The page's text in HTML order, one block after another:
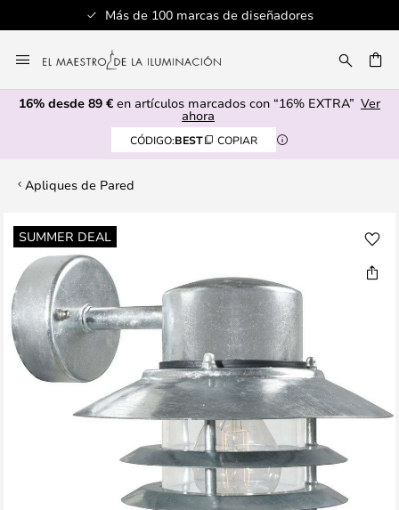
Más de 100 marcas de diseñadores
al
contenido
16% desde 89 € en artículos marcados con “16% EXTRA” Ver
ahora
CÓDIGO:BEST COPIAR
Apliques de Pared
SUMMER DEAL
Saltar
al
final
de
la
galería
de
imágenes